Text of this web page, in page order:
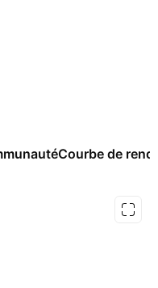
Courbe de